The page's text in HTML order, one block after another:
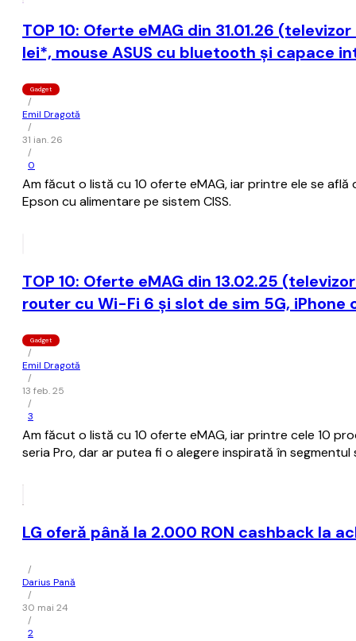
TOP 10: Oferte eMAG din 31.01.26
lei*, mouse ASUS cu bluetooth și capace
Gadget
/
Emil Dragotă
/
31 ian. 26
/
0
Am făcut o listă cu 10 oferte eMAG, iar printre ele se
Epson cu alimentare pe sistem CISS.
TOP 10: Oferte eMAG din 13.02.25
router cu Wi-Fi 6 și slot de sim 5G,
Gadget
/
Emil Dragotă
/
13 feb. 25
/
3
Am făcut o listă cu 10 oferte eMAG, iar printre cele 10
seria Pro, dar ar putea fi o alegere inspirată în segmentul
LG oferă până la 2.000 RON cashback la
/
Darius Pană
/
30 mai 24
/
2